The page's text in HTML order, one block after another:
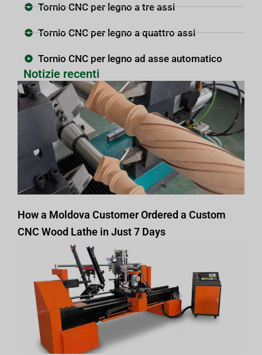
Tornio CNC per legno a tre assi
Tornio CNC per legno a quattro assi
Tornio CNC per legno ad asse automatico
Notizie recenti
How a Moldova Customer Ordered a Custom
CNC Wood Lathe in Just 7 Days